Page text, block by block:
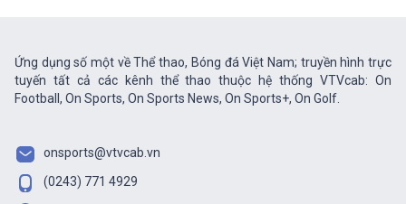
Ứng dụng số một về Thể thao, Bóng đá Việt Nam; truyền hình trực
tuyến tất cả các kênh thể thao thuộc hệ thống VTVcab: On
Football, On Sports, On Sports News, On Sports+, On Golf.
onsports@vtvcab.vn
(0243) 771 4929